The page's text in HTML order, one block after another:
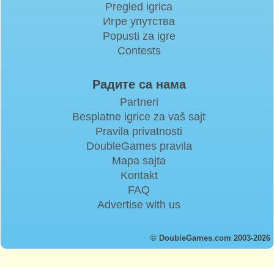
Pregled igrica
Игре упутства
Popusti za igre
Contests
Радите са нама
Partneri
Besplatne igrice za vaš sajt
Pravila privatnosti
DoubleGames pravila
Mapa sajta
Kontakt
FAQ
Advertise with us
© DoubleGames.com 2003-2026